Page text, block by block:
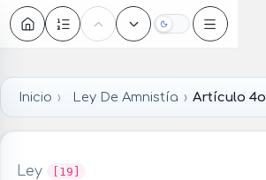
Oscuro
Inicio Ley De Amnistía Artículo 4o
Ley [19]